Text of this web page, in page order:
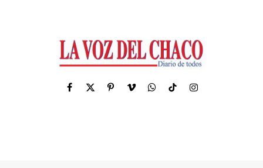
Facebook
X
PinterestVimeoWhatsApp
TikTokInstagram